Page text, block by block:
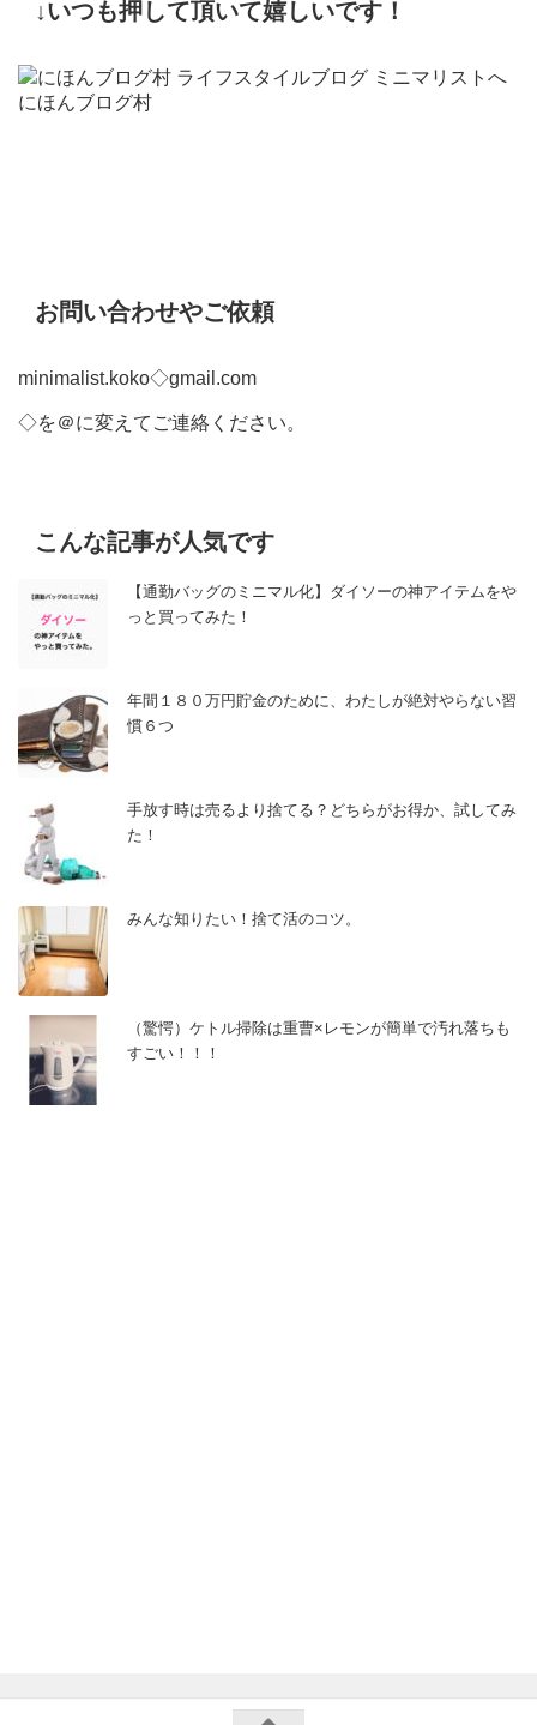
↓いつも押して頂いて嬉しいです！
にほんブログ村
お問い合わせやご依頼
minimalist.koko◇gmail.com
◇を＠に変えてご連絡ください。
こんな記事が人気です
【通勤バッグのミニマル化】ダイソーの神アイテムをや
っと買ってみた！
年間１８０万円貯金のために、わたしが絶対やらない習
慣６つ
手放す時は売るより捨てる？どちらがお得か、試してみ
た！
みんな知りたい！捨て活のコツ。
（驚愕）ケトル掃除は重曹×レモンが簡単で汚れ落ちも
すごい！！！